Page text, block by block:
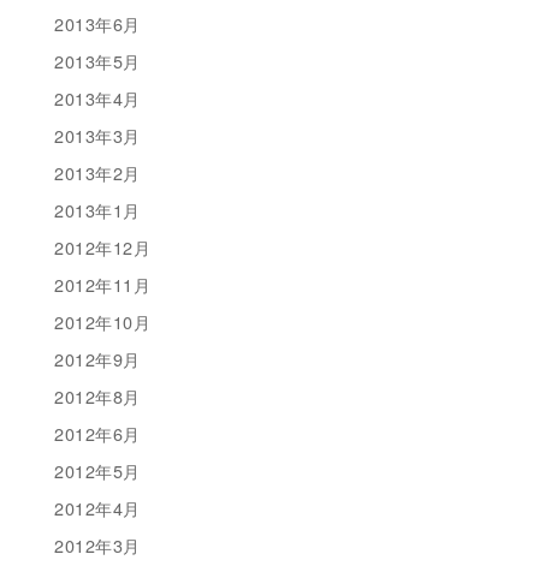
2013年6月
2013年5月
2013年4月
2013年3月
2013年2月
2013年1月
2012年12月
2012年11月
2012年10月
2012年9月
2012年8月
2012年6月
2012年5月
2012年4月
2012年3月